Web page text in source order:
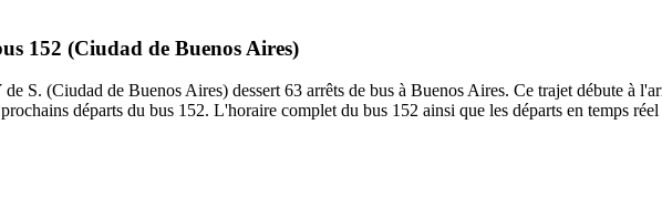
152 (Ciudad de Buenos Aires)
S. (Ciudad de Buenos Aires) dessert 63 arrêts de bus à Buenos Aires. Ce trajet débute à
départs du bus 152. L'horaire complet du bus 152 ainsi que les départs en temps